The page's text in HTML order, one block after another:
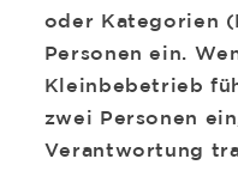
oder Kategorien
Personen ein.
Kleinbebetrieb
zwei Personen
Verantwortung